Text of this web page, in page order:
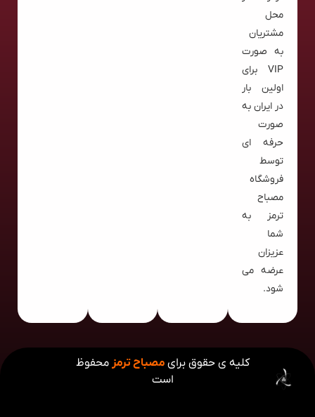
محل
مشتریان
به صورت
VIP برای
اولین بار
در ایران به
صورت
حرفه ای
توسط
فروشگاه
مصباح
ترمز به
شما
عزیزان
عرضه می
شود.
کلیه ی حقوق برای مصباح ترمز محفوظ
است